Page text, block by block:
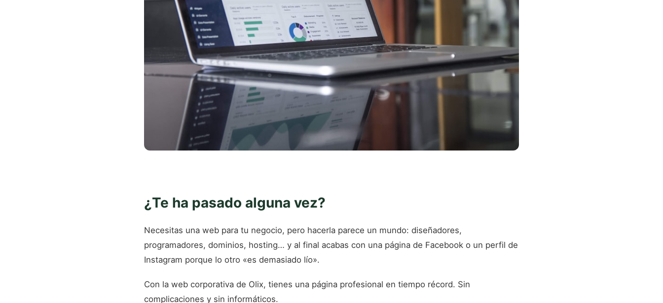
¿Te ha pasado alguna vez?
Necesitas una web para tu negocio, pero hacerla parece un mundo: diseñadores,
programadores, dominios, hosting… y al final acabas con una página de Facebook o un perfil de
Instagram porque lo otro «es demasiado lío».
Con la web corporativa de Olix, tienes una página profesional en tiempo récord. Sin
complicaciones y sin informáticos.